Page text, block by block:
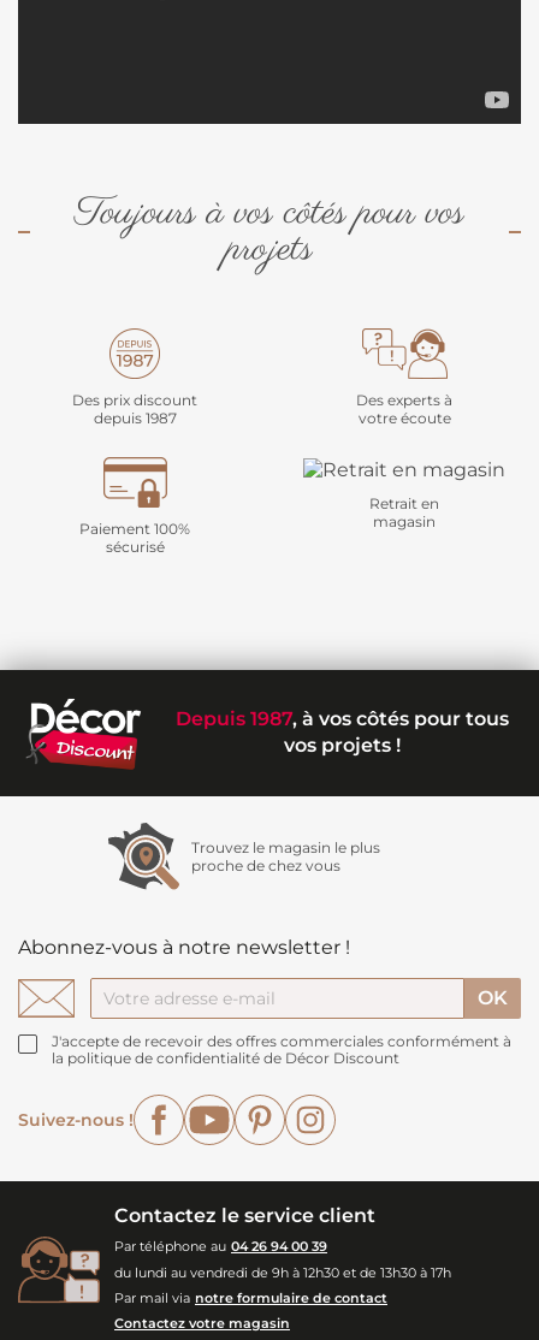
Toujours à vos côtés pour vos
projets
Des prix discount
depuis 1987
Des experts à
votre écoute
Paiement 100%
sécurisé
Retrait en
magasin
Depuis 1987, à vos côtés pour tous
vos projets !
Trouvez le magasin le plus
proche de chez vous
Abonnez-vous à notre newsletter !
J'accepte de recevoir des offres commerciales conformément à
la politique de confidentialité de Décor Discount
Suivez-nous !
FacebookYouTubePinterest
Contactez le service client
Par téléphone au 04 26 94 00 39
du lundi au vendredi de 9h à 12h30 et de 13h30 à 17h
Par mail via notre formulaire de contact
Contactez votre magasin